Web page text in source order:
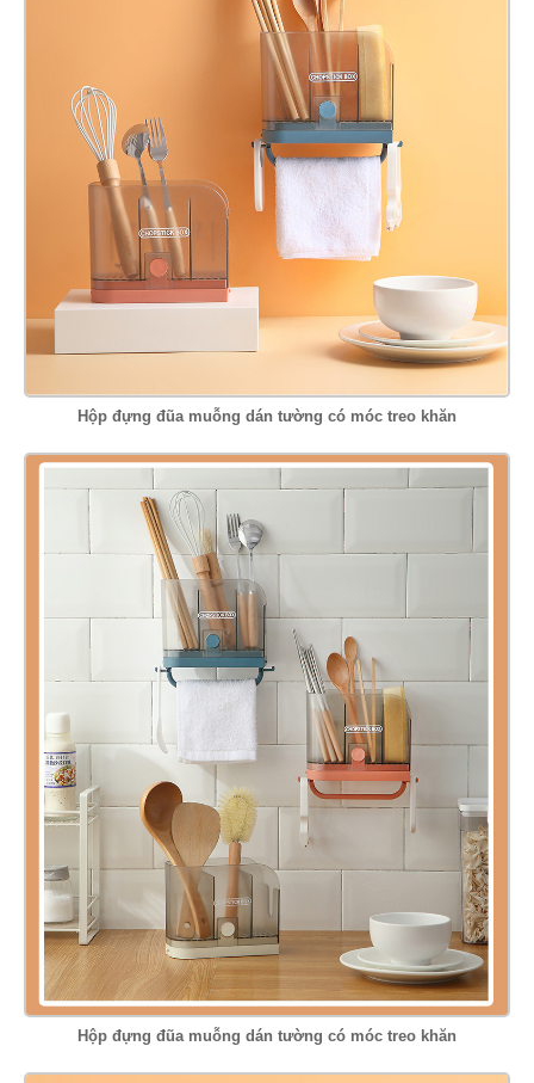
Hộp đựng đũa muỗng dán tường có móc treo khăn
Hộp đựng đũa muỗng dán tường có móc treo khăn